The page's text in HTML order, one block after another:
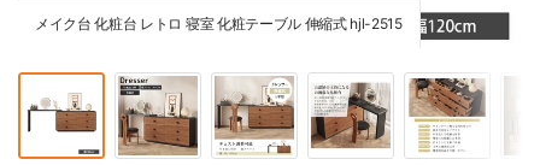
メイク台 化粧台 レトロ 寝室 化粧テーブル 伸縮式 hjl-2515